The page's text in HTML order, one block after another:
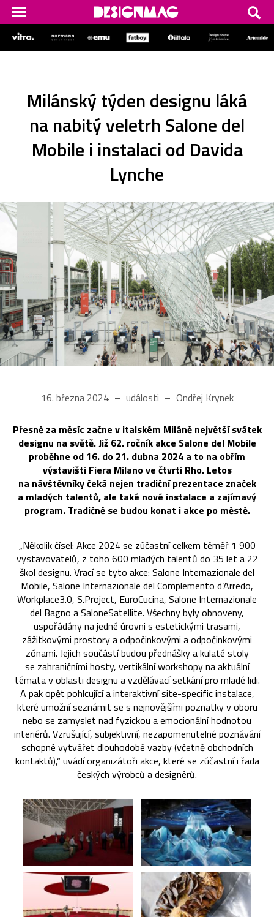
Milánský týden designu láká
na nabitý veletrh Salone del
Mobile i instalaci od Davida
Lynche
16. března 2024 události Ondřej Krynek
Přesně za měsíc začne v italském Miláně největší svátek
designu na světě. Již 62. ročník akce Salone del Mobile
proběhne od 16. do 21. dubna 2024 a to na obřím
výstavišti Fiera Milano ve čtvrti Rho. Letos
na návštěvníky čeká nejen tradiční prezentace značek
a mladých talentů, ale také nové instalace a zajímavý
program. Tradičně se budou konat i akce po městě.
„Několik čísel: Akce 2024 se zúčastní celkem téměř 1 900
vystavovatelů, z toho 600 mladých talentů do 35 let a 22
škol designu. Vrací se tyto akce: Salone Internazionale del
Mobile, Salone Internazionale del Complemento d’Arredo,
Workplace3.0, S.Project, EuroCucina, Salone Internazionale
del Bagno a SaloneSatellite. Všechny byly obnoveny,
uspořádány na jedné úrovni s estetickými trasami,
zážitkovými prostory a odpočinkovými a odpočinkovými
zónami. Jejich součástí budou přednášky a kulaté stoly
se zahraničními hosty, vertikální workshopy na aktuální
témata v oblasti designu a vzdělávací setkání pro mladé lidi.
A pak opět pohlcující a interaktivní site-specific instalace,
které umožní seznámit se s nejnovějšími poznatky v oboru
nebo se zamyslet nad fyzickou a emocionální hodnotou
interiérů. Vzrušující, subjektivní, nezapomenutelné poznávání
schopné vytvářet dlouhodobé vazby (včetně obchodních
kontaktů),“ uvádí organizátoři akce, které se zúčastní i řada
českých výrobců a designérů.